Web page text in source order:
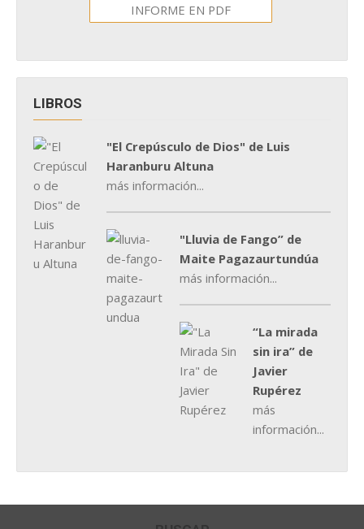
INFORME EN PDF
LIBROS
"El Crepúsculo de Dios" de Luis
Haranburu Altuna
más información...
"Lluvia de Fango” de
Maite Pagazaurtundúa
más información...
“La mirada
sin ira” de
Javier
Rupérez
más
información...